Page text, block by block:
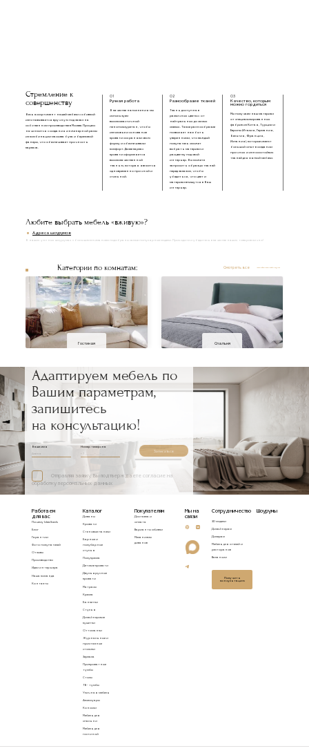
Стремление к
совершенству
Весь ассортимент нашей мебели с обивкой
изготавливается вручную под заказ на
собственном производстве в Москве. Процесс
начинается с создания инженерной рамы
из комбинации массива бука и березовой
фанеры, что обеспечивает прочность
каркаса.
01
Ручная работа
В качестве наполнения мы
используем
высокоэластичный
пенополиуретан, чтобы
изголовье и основание
кровати сохраняли свою
форму и обеспечивали
комфорт. Далее каркас
кровати оформляется
высококачественной
тканью, которая является
одновременно прочной и
стильной.
02
Разнообразие тканей
Ткань доступна в
различных цветах: от
нейтральных до самых
смелых. Такое разнообразие
позволяет нам быть
уверенными, что каждый
покупатель сможет
выбрать материал и
расцветку под свой
интерьер. Вы можете
запросить образцы тканей
перед заказом, чтобы
убедиться, что цвет и
материал впишутся в Ваш
интерьер.
03
Качество, которым
можно гордиться
Мы получаем наш материал
от специализированных
фабрик из Китая, Турции и
Европы (Италия, Германия,
Бельгия, Франция,
Испания), которые имеют
большой опыт в создании
прочных и износостойких
тканей для мягкой мебели.
Любите выбрать мебель «вживую»?
Адреса шоурумов
В наших уютных шоурумах с большим вниманием подобраны самые популярные модели. Приходите и убедитесь в качестве наших товаров лично!
Категории по комнатам: Смотреть все
Гостиная Спальня
Адаптируем мебель по
Вашим параметрам,
запишитесь
на консультацию!
Ваше имя Номер телефона
Записаться
Отправляя заявку, Вы подтверждаете согласие на
обработку персональных данных
Работаем
для вас
Почему Idealbeds
Блог
Гарантии
Фото покупателей
Отзывы
Производство
Идеи интерьера
Наша команда
Контакты
Каталог
Диваны
Кровати
Стеновые панели
Барные и
полубарные
стулья
Полукресла
Детские кровати
Двухъярусные
кровати
Матрасы
Кресла
Банкетки
Стулья
Дизайнерские
кушетки
Оттоманки
Журнальные и
приставные
столики
Зеркала
Прикроватные
тумбы
Столы
ТВ - тумбы
Уличная мебель
Аксессуары
Консоли
Мебель для
спальни
Мебель для
гостиной
Покупателям
Доставка и
оплата
Варианты обивки
Механизмы
диванов
Мы на
связи
Сотрудничество
3D модели
Дизайнерам
Дилерам
Мебель для отелей и
ресторанов
Вакансии
Получить
консультацию
Шоурумы